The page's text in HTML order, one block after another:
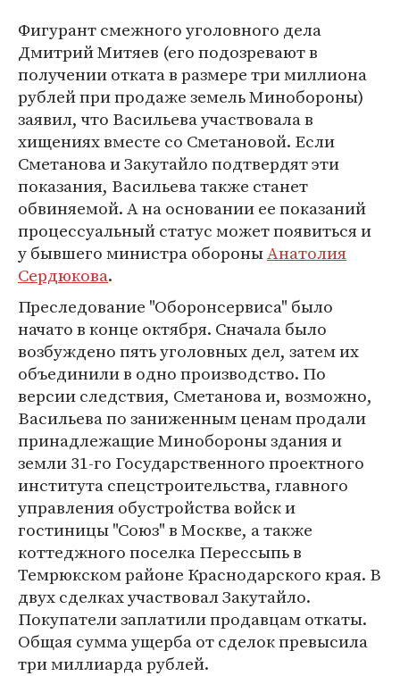
Фигурант смежного уголовного дела
Дмитрий Митяев (его подозревают в
получении отката в размере три миллиона
рублей при продаже земель Минобороны)
заявил, что Васильева участвовала в
хищениях вместе со Сметановой. Если
Сметанова и Закутайло подтвердят эти
показания, Васильева также станет
обвиняемой. А на основании ее показаний
процессуальный статус может появиться и
у бывшего министра обороныАнатолия
Сердюкова.
Преследование "Оборонсервиса" было
начато в конце октября. Сначала было
возбуждено пять уголовных дел, затем их
объединили в одно производство. По
версии следствия, Сметанова и, возможно,
Васильева по заниженным ценам продали
принадлежащие Минобороны здания и
земли 31-го Государственного проектного
института спецстроительства, главного
управления обустройства войск и
гостиницы "Союз" в Москве, а также
коттеджного поселка Перессыпь в
Темрюкском районе Краснодарского края. В
двух сделках участвовал Закутайло.
Покупатели заплатили продавцам откаты.
Общая сумма ущерба от сделок превысила
три миллиарда рублей.